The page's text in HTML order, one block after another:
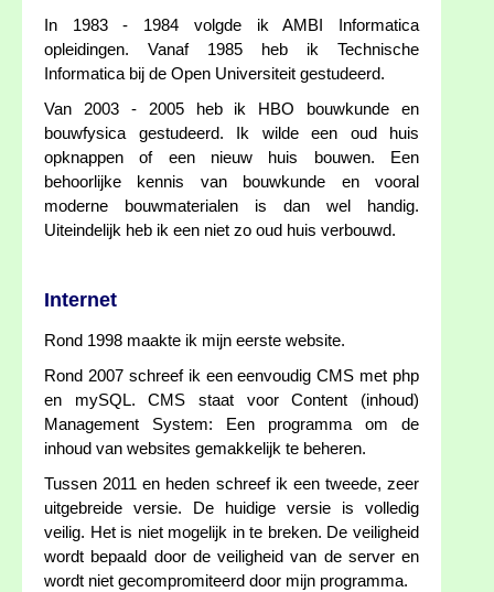
In 1983 - 1984 volgde ik AMBI Informatica
opleidingen. Vanaf 1985 heb ik Technische
Informatica bij de Open Universiteit gestudeerd.
Van 2003 - 2005 heb ik HBO bouwkunde en
bouwfysica gestudeerd. Ik wilde een oud huis
opknappen of een nieuw huis bouwen. Een
behoorlijke kennis van bouwkunde en vooral
moderne bouwmaterialen is dan wel handig.
Uiteindelijk heb ik een niet zo oud huis verbouwd.
Internet
Rond 1998 maakte ik mijn eerste website.
Rond 2007 schreef ik een eenvoudig CMS met php
en mySQL. CMS staat voor Content (inhoud)
Management System: Een programma om de
inhoud van websites gemakkelijk te beheren.
Tussen 2011 en heden schreef ik een tweede, zeer
uitgebreide versie. De huidige versie is volledig
veilig. Het is niet mogelijk in te breken. De veiligheid
wordt bepaald door de veiligheid van de server en
wordt niet gecompromiteerd door mijn programma.